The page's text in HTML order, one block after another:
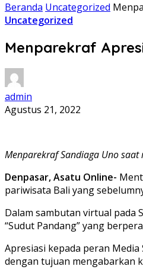
Beranda Uncategorized
Uncategorized
Menparekraf
admin
Agustus 21, 2022
Menparekraf Sandiaga Uno
Denpasar, Asatu Online-
pariwisata Bali yang
Dalam sambutan virtual pada
“Sudut Pandang” yang
Apresiasi kepada peran
dengan tujuan mengabarkan